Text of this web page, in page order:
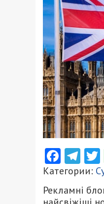
Категории:
Рекламні